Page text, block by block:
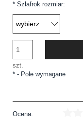
* Szlafrok rozmiar:
szt.
* - Pole wymagane
Ocena: